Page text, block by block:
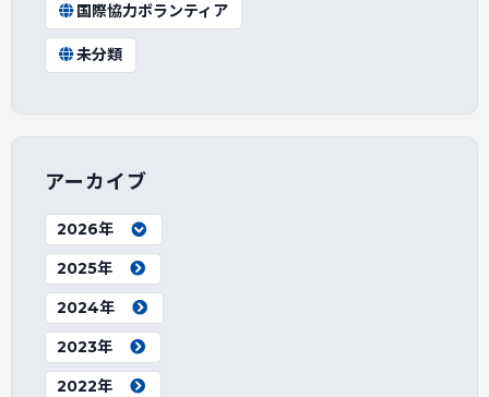
国際協力ボランティア
未分類
アーカイブ
2026年
2025年
2024年
2023年
2022年